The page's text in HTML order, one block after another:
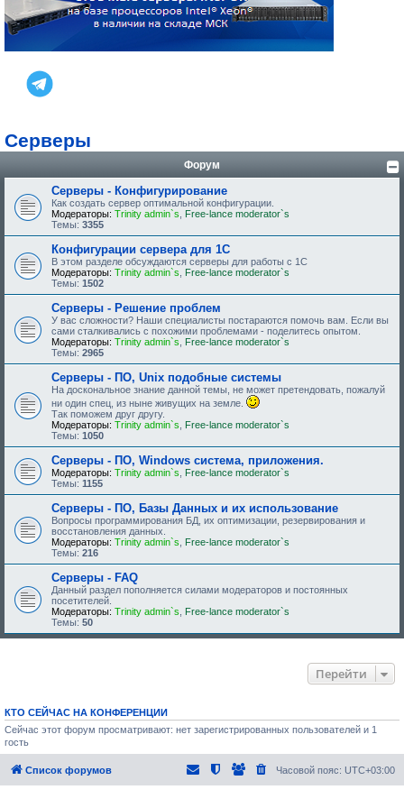
Серверы
Форум
Серверы - Конфигурирование
Как создать сервер оптимальной конфигурации.
Модераторы: Trinity admin`s
Free-lance moderator`s
Темы: 3355
Конфигурации сервера для 1С
В этом разделе обсуждаются серверы для работы с 1С
Модераторы: Trinity admin`s
Free-lance moderator`s
Темы: 1502
Серверы - Решение проблем
У вас сложности? Наши специалисты постараются помочь вам. Если вы
сами сталкивались с похожими проблемами - поделитесь опытом.
Модераторы: Trinity admin`s
Free-lance moderator`s
Темы: 2965
Серверы - ПО, Unix подобные системы
На доскональное знание данной темы, не может претендовать, пожалуй
ни один спец, из ныне живущих на земле.
Так поможем друг другу.
Модераторы: Trinity admin`s
Free-lance moderator`s
Темы: 1050
Серверы - ПО, Windows система, приложения.
Модераторы: Trinity admin`s
Free-lance moderator`s
Темы: 1155
Серверы - ПО, Базы Данных и их использование
Вопросы программирования БД, их оптимизации, резервирования и
восстановления данных.
Модераторы: Trinity admin`s
Free-lance moderator`s
Темы: 216
Серверы - FAQ
Данный раздел пополняется силами модераторов и постоянных
посетителей.
Модераторы: Trinity admin`s
Free-lance moderator`s
Темы: 50
Перейти
КТО СЕЙЧАС НА КОНФЕРЕНЦИИ
Сейчас этот форум просматривают: нет зарегистрированных пользователей и 1
гость
Список форумов Часовой пояс: UTC+03:00